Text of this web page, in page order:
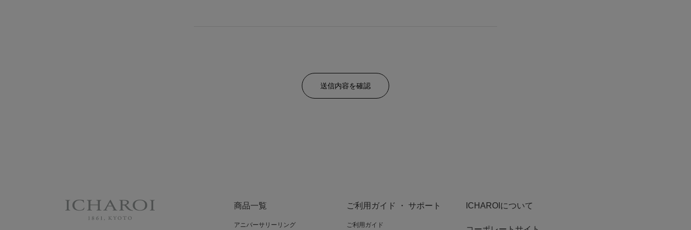
商品一覧
アニバーサリーリング
ご利用ガイド ・ サポート
ご利用ガイド
ICHAROIについて